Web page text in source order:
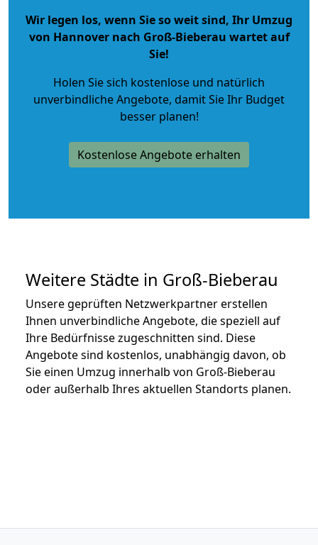
Wir legen los, wenn Sie so weit sind, Ihr Umzug
von Hannover nach Groß-Bieberau wartet auf
Sie!
Holen Sie sich kostenlose und natürlich
unverbindliche Angebote, damit Sie Ihr Budget
besser planen!
Kostenlose Angebote erhalten
Weitere Städte in Groß-Bieberau
Unsere geprüften Netzwerkpartner erstellen
Ihnen unverbindliche Angebote, die speziell auf
Ihre Bedürfnisse zugeschnitten sind. Diese
Angebote sind kostenlos, unabhängig davon, ob
Sie einen Umzug innerhalb von Groß-Bieberau
oder außerhalb Ihres aktuellen Standorts planen.